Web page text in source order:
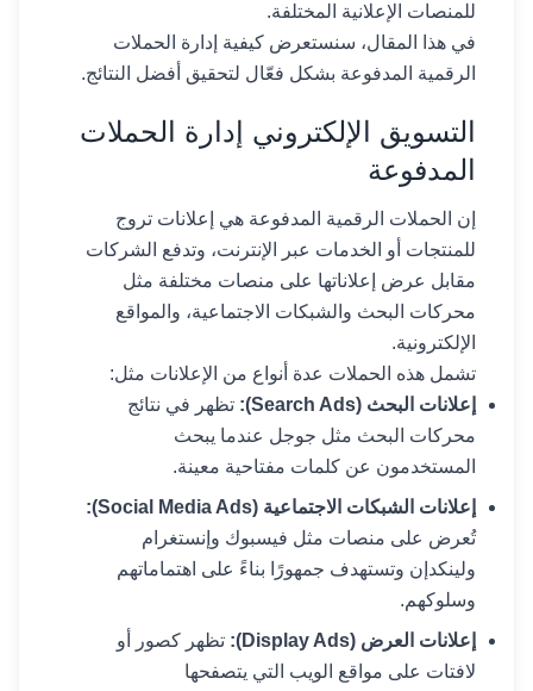
للمنصات الإعلانية المختلفة.
في هذا المقال، سنستعرض كيفية إدارة الحملات
الرقمية المدفوعة بشكل فعّال لتحقيق أفضل النتائج.
التسويق الإلكتروني إدارة الحملات
المدفوعة
إن الحملات الرقمية المدفوعة هي إعلانات تروج
للمنتجات أو الخدمات عبر الإنترنت، وتدفع الشركات
مقابل عرض إعلاناتها على منصات مختلفة مثل
محركات البحث والشبكات الاجتماعية، والمواقع
الإلكترونية.
تشمل هذه الحملات عدة أنواع من الإعلانات مثل:
إعلانات البحث (Search Ads):
تظهر في نتائج
محركات البحث مثل جوجل عندما يبحث
المستخدمون عن كلمات مفتاحية معينة.
إعلانات الشبكات الاجتماعية (Social Media Ads):
تُعرض على منصات مثل فيسبوك وإنستغرام
ولينكدإن وتستهدف جمهورًا بناءً على اهتماماتهم
وسلوكهم.
إعلانات العرض (Display Ads):
تظهر كصور أو
لافتات على مواقع الويب التي يتصفحها